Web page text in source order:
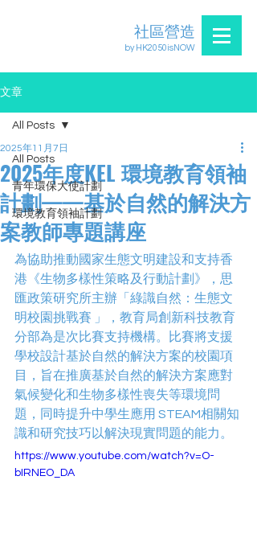
by HK2050isNOW
社區營造
文章
All Posts
青年環保大使計劃
環境教育領袖計劃
All Posts
2025年度KEL 環境教育領袖
計劃——基於自然的解決方
案教師專題講座
2025年11月7日
為協助推動國家生態文明建設和支持香
港《生物多樣性策略及行動計劃》，思
匯政策研究所主辦「綠識自然：生態文
明校園挑戰賽 」，教育局創新科技教育
分部為是次比賽支持機構。比賽將支援
學校設計基於自然的解決方案的校園項
目，旨在推廣基於自然的解決方案應對
氣候變化和生物多樣性喪失等環境問
題，同時提升中學生應用 STEAM相關知
識和研究技巧以解決現實問題的能力。
https://www.youtube.com/watch?v=O-
bIRNEO_DA